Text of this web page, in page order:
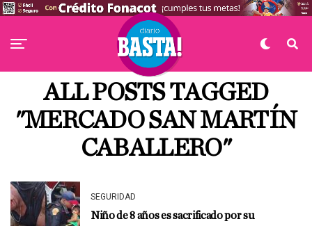
ALL POSTS TAGGED
"MERCADO SAN MARTÍN
CABALLERO"
SEGURIDAD
Niño de 8 años es sacrificado por su